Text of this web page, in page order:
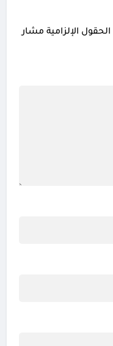
الحقول الإلزامية مشار